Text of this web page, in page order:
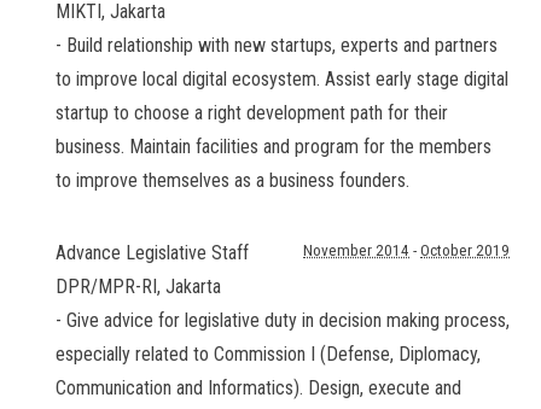
MIKTI, Jakarta
- Build relationship with new startups, experts and partners
to improve local digital ecosystem. Assist early stage digital
startup to choose a right development path for their
business. Maintain facilities and program for the members
to improve themselves as a business founders.
Advance Legislative Staff
DPR/MPR-RI, Jakarta
November 2014 - October 2019
- Give advice for legislative duty in decision making process,
especially related to Commission I (Defense, Diplomacy,
Communication and Informatics). Design, execute and